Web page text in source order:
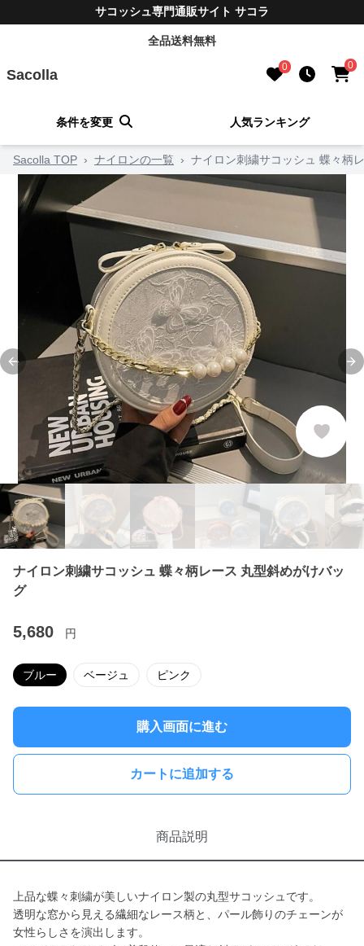
サコッシュ専門通販サイト サコラ
全品送料無料
Sacolla 0 0
条件を変更 人気ランキング
Sacolla TOP › ナイロンの一覧 › ナイロン刺繍サコッシュ 蝶々柄
Previous slide
ナイロン刺繍サコッシュ 蝶々柄レース 丸型斜めがけバッ
グ
5,680 円
ブルー ベージュ ピンク
購入画面に進む
カートに追加する
商品説明
上品な蝶々刺繍が美しいナイロン製の丸型サコッシュです。
透明な窓から見える繊細なレース柄と、パール飾りのチェーンが
女性らしさを演出します。